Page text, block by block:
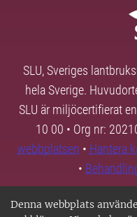
Denna webbplats
SLU, Sveriges
hela Sverige.
SLU är miljöcertifierat
10 00 • Org nr:
webbplatsen • Hantera
•